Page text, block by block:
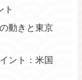
ト
動きと東京
ント：米国